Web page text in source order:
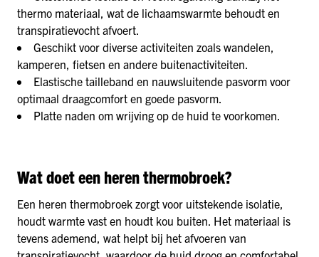
thermo materiaal, wat de lichaamswarmte behoudt en
transpiratievocht afvoert.
Geschikt voor diverse activiteiten zoals wandelen,
kamperen, fietsen en andere buitenactiviteiten.
Elastische tailleband en nauwsluitende pasvorm voor
optimaal draagcomfort en goede pasvorm.
Platte naden om wrijving op de huid te voorkomen.
Wat doet een heren thermobroek?
Een heren thermobroek zorgt voor uitstekende isolatie,
houdt warmte vast en houdt kou buiten. Het materiaal is
tevens ademend, wat helpt bij het afvoeren van